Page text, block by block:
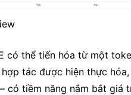
có thể tiến hóa từ một
tác được hiện thực
tiềm năng nắm bắt giá